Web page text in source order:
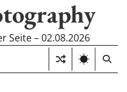
Seite – 02.08.2026